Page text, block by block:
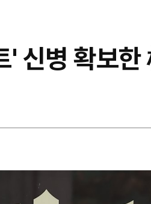
' 신병 확보